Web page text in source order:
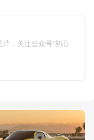
，关注公众号“初心